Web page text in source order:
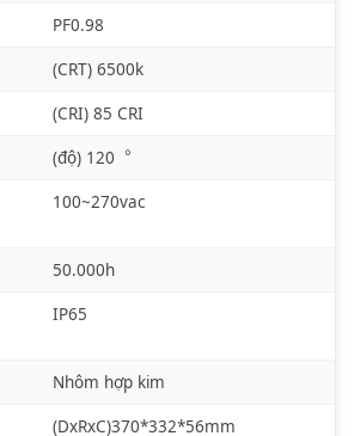
PF0.98
(CRT) 6500k
(CRI) 85 CRI
(độ) 120︒
100~270vac
50.000h
IP65
Nhôm hợp kim
(DxRxC)370*332*56mm